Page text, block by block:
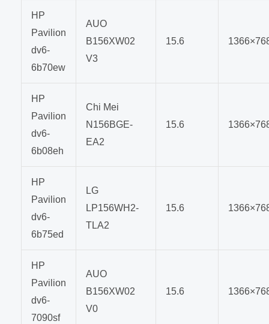
HP
Pavilion
dv6-
6b70ew
AUO
B156XW02
V3
15.6
HP
Pavilion
dv6-
6b08eh
Chi Mei
N156BGE-
EA2
15.6
HP
Pavilion
dv6-
6b75ed
LG
LP156WH2-
TLA2
15.6
HP
Pavilion
dv6-
7090sf
AUO
B156XW02
V0
15.6